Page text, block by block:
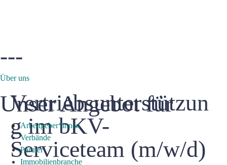
---
Über uns
Unser Angebot für
Arbeitgeber*innen
Verbände
Partner
Immobilienbranche
Vertriebsunterstützun
g im bKV-
Serviceteam (m/w/d)